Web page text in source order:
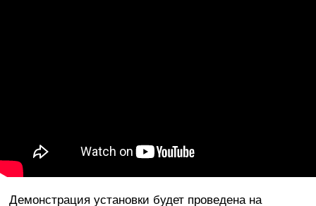
Демонстрация установки будет проведена на